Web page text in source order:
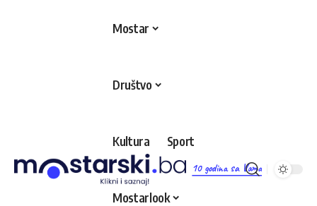
10 godina sa Vama
Mostar
Društvo
Kultura Sport
Mostarlook